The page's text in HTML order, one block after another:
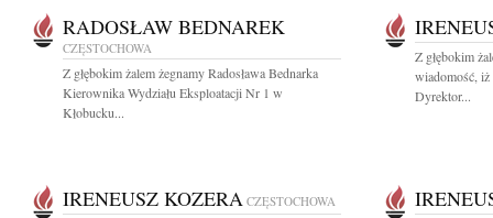
RADOSŁAW BEDNAREK
CZĘSTOCHOWA
Z głębokim żalem żegnamy Radosława Bednarka
Kierownika Wydziału Eksploatacji Nr 1 w
Kłobucku...
Z głębokim
wiadomość, iż
Dyrektor...
IRENEUSZ KOZERA CZĘSTOCHOWA